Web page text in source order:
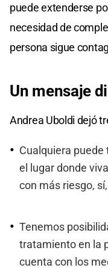
puede extenderse
necesidad de
persona sigue
Un mensaje
Andrea Uboldi dejó
Cualquiera puede
el lugar donde
con más riesgo,
Tenemos
tratamiento en la
cuenta con los